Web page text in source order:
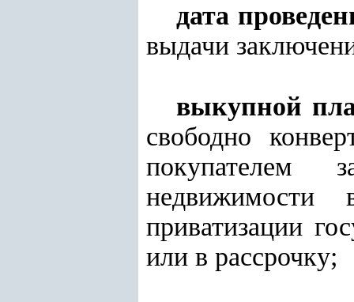
дата
выдачи
выкупной
свободно
покупателем
приватизации
или в рассрочку;